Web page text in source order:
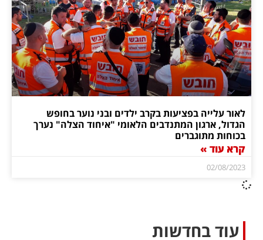
לאור עלייה בפציעות בקרב ילדים ובני נוער בחופש
הגדול, ארגון המתנדבים הלאומי "איחוד הצלה" נערך
בכוחות מתוגברים
קרא עוד »
02/08/2023
עוד בחדשות